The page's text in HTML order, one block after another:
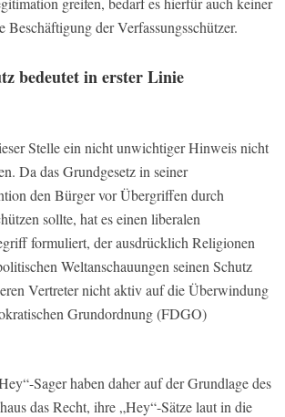
der Verfassungsschützer.
bedeutet in erster Linie
Stelle ein nicht unwichtiger Hinweis nicht
Da das Grundgesetz in seiner
den Bürger vor Übergriffen durch
sollte, hat es einen liberalen
formuliert, der ausdrücklich Religionen
Weltanschauungen seinen Schutz
Vertreter nicht aktiv auf die Überwindung
Grundordnung (FDGO)
Sager haben daher auf der Grundlage des
das Recht, ihre „Hey“-Sätze laut in die